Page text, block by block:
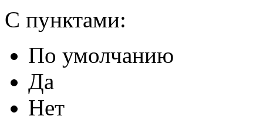
С пунктами:
По умолчанию
Да
Нет